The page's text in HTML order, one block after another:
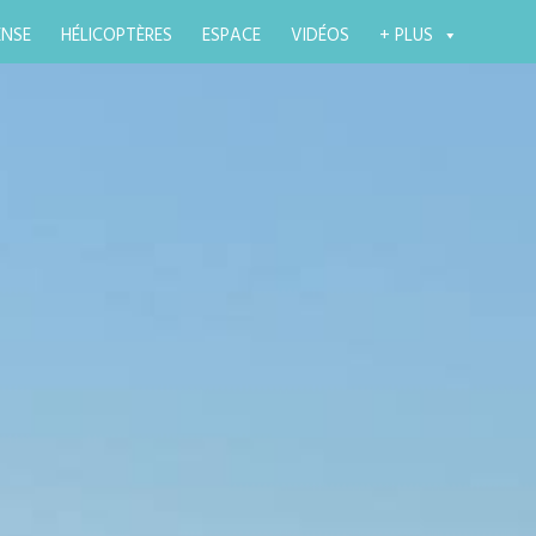
HÉLICOPTÈRES ESPACE VIDÉOS + PLUS